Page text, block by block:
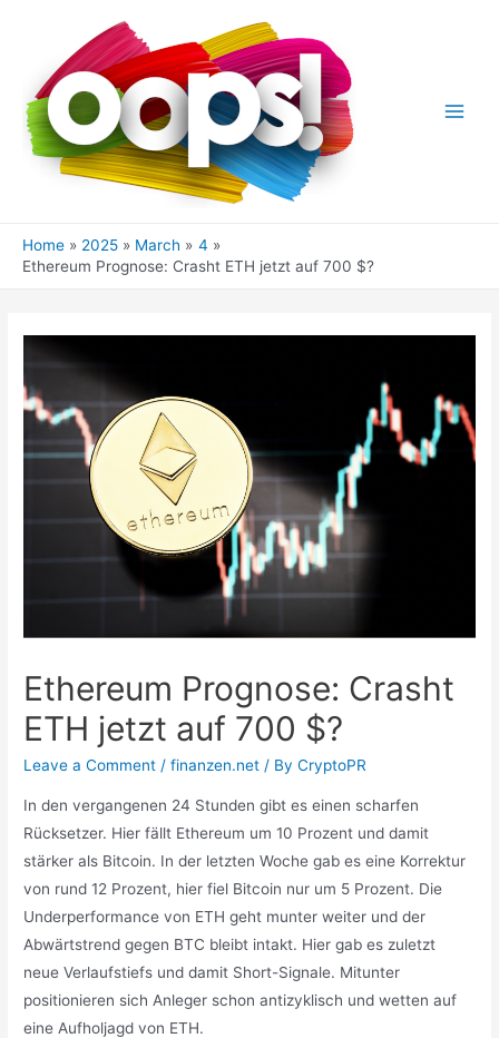
Home 2025 March
4
Ethereum Prognose: Crasht ETH jetzt auf 700 $?
Ethereum Prognose: Crasht
ETH jetzt auf 700 $?
Leave a Comment /finanzen.net / ByCryptoPR
In den vergangenen 24 Stunden gibt es einen scharfen
Rücksetzer. Hier fällt Ethereum um 10 Prozent und damit
stärker als Bitcoin. In der letzten Woche gab es eine Korrektur
von rund 12 Prozent, hier fiel Bitcoin nur um 5 Prozent. Die
Underperformance von ETH geht munter weiter und der
Abwärtstrend gegen BTC bleibt intakt. Hier gab es zuletzt
neue Verlaufstiefs und damit Short-Signale. Mitunter
positionieren sich Anleger schon antizyklisch und wetten auf
eine Aufholjagd von ETH.